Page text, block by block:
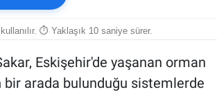
⏱ Yaklaşık 10 saniye sürer.
Eskişehir'de yaşanan orman
bir arada bulunduğu sistemlerde